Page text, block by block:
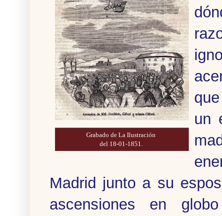
Grabado de La Ilustración
del 18-01-1851.
un
Madrid junto a su
ascensiones en